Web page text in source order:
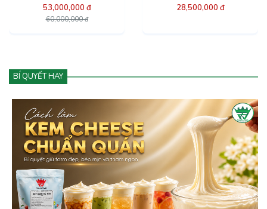
53,000,000 đ
60,000,000 đ
28,500,000 đ
BÍ QUYẾT HAY